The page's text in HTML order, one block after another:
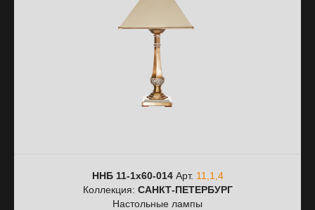
ННБ 11-1х60-014Арт. 11,1,4
Коллекция: САНКТ-ПЕТЕРБУРГ
Настольные лампы